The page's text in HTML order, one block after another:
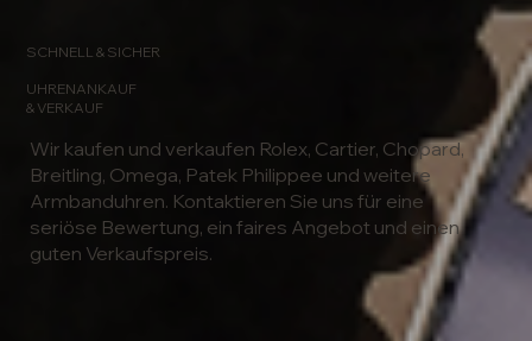
SCHNELL & SICHER
UHRENANKAUF
& VERKAUF
Wir kaufen und verkaufen Rolex, Cartier, Chopard,
Breitling, Omega, Patek Philippee und weitere
Armbanduhren. Kontaktieren Sie uns für eine
seriöse Bewertung, ein faires Angebot und einen
guten Verkaufspreis.